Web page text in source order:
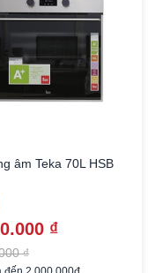
âm Teka 70L HSB
₫
₫